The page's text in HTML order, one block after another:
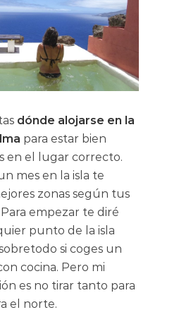
dónde alojarse en la
para estar bien
en el lugar correcto.
mes en la isla te
zonas según tus
empezar te diré
punto de la isla
si coges un
cocina. Pero mi
es no tirar tanto para
el norte.